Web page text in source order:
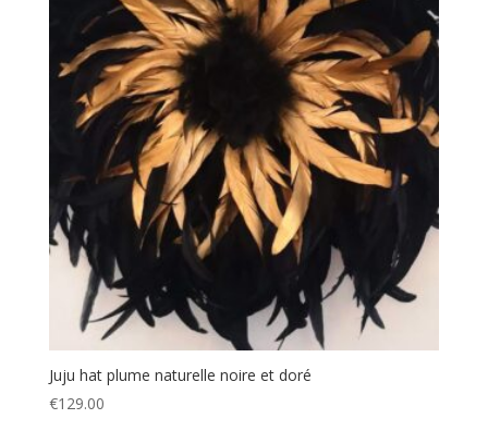
Juju hat plume naturelle noire et doré
€129.00